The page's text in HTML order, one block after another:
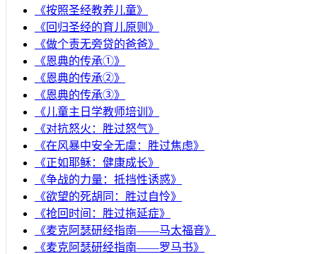
《按照圣经教养儿童》
《回归圣经的育儿原则》
《做个责无旁贷的爸爸》
《恩典的传承①》
《恩典的传承②》
《恩典的传承③》
《儿童主日学教师培训》
《对抗怒火：胜过怒气》
《在风暴中安全无虞：胜过焦虑》
《正如耶稣：健康成长》
《争战的力量：抵挡性诱惑》
《欲望的死胡同：胜过自怜》
《抢回时间：胜过拖延症》
《麦克阿瑟研经指南——马太福音》
《麦克阿瑟研经指南——罗马书》